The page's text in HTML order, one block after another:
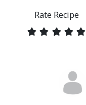
Rate Recipe